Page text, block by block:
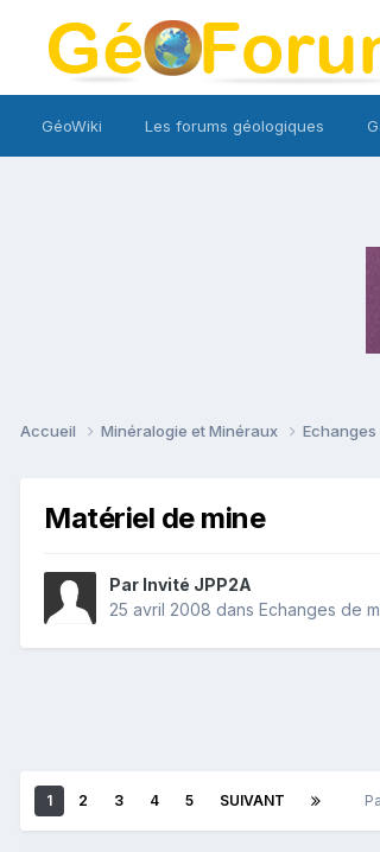
GéoWiki Les forums géologiques
Accueil Minéralogie et Minéraux
Matériel de mine
Par Invité JPP2A
25 avril 2008 dans Echanges de
1 2 3 4 5 SUIVANT